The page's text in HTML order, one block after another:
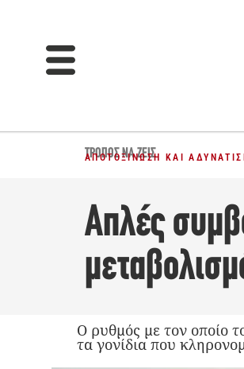
ΤΡΌΠΟΣ ΝΑ ΖΕΙΣ
ΑΠΟΤΟΞΊΝΩΣΗ ΚΑΙ
Απλές
Ο ρυθμός με τον οποίο
τα γονίδια που